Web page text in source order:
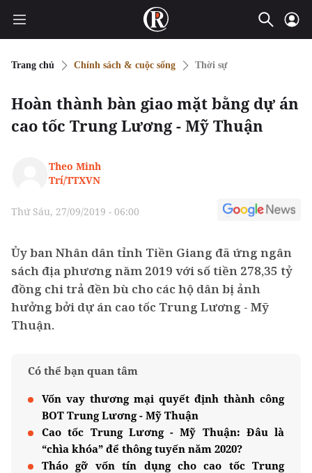
Trang chủ Chính sách & cuộc sống Thời sự
Hoàn thành bàn giao mặt bằng dự án
cao tốc Trung Lương - Mỹ Thuận
Theo Minh
Trí/TTXVN
Thứ Sáu, 27/09/2019 - 06:00
Ủy ban Nhân dân tỉnh Tiền Giang đã ứng ngân
sách địa phương năm 2019 với số tiền 278,35 tỷ
đồng chi trả đền bù cho các hộ dân bị ảnh
hưởng bởi dự án cao tốc Trung Lương - Mỹ
Thuận.
Có thể bạn quan tâm
Vốn vay thương mại quyết định thành công
BOT Trung Lương - Mỹ Thuận
Cao tốc Trung Lương - Mỹ Thuận: Đâu là
“chìa khóa” để thông tuyến năm 2020?
Tháo gỡ vốn tín dụng cho cao tốc Trung